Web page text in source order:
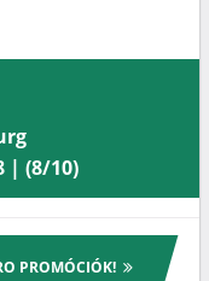
| (8/10)
PROMÓCIÓK!